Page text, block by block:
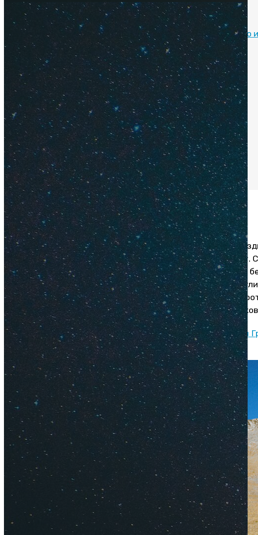
Это сложно?
Самостоятельно
Виза
Авиа и туры
Когда ехать
Где отдыхать
Проживание
Еда
Транспорт
Паромы
Аренда авто
Экскурсии
Это сложно?
Нет, самостоятельно
решил поехать за границу.
люди доброжелательные,
бы начальный уровень
Впрочем, тысячи наших
при полном незнании
Узнайте правила въезда в